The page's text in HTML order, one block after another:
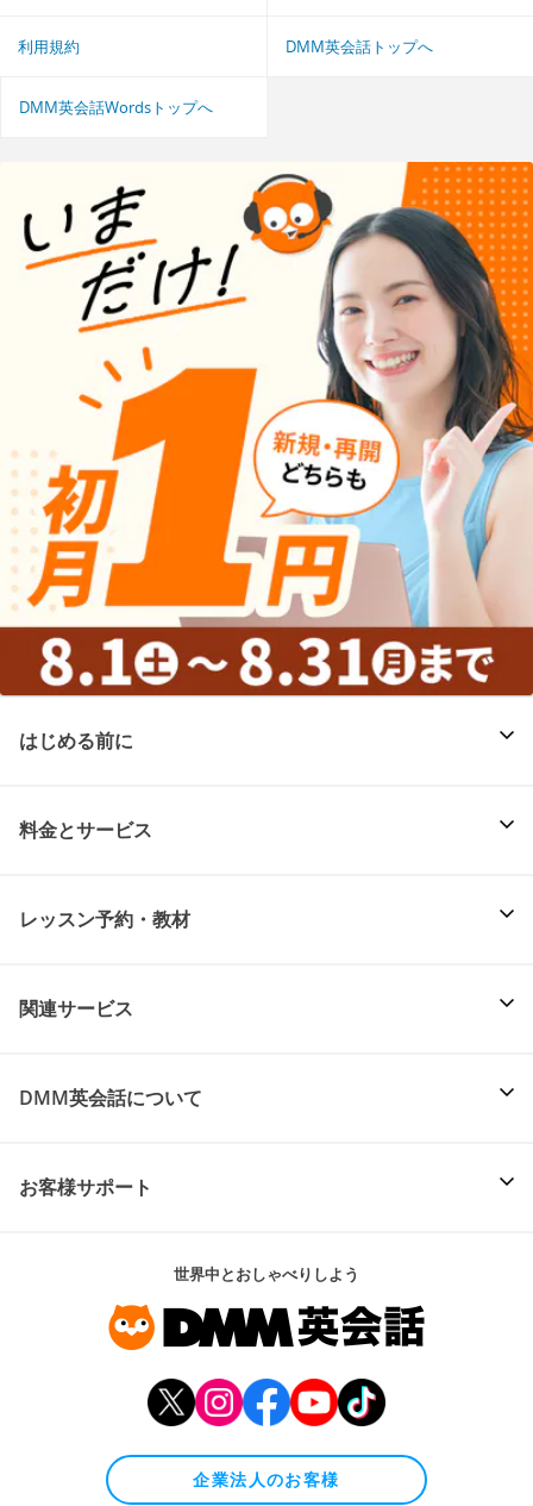
利用規約 DMM英会話トップへ
DMM英会話Wordsトップへ
はじめる前に
料金とサービス
レッスン予約・教材
関連サービス
DMM英会話について
お客様サポート
世界中とおしゃべりしよう
企業法人のお客様